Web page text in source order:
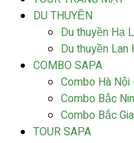
DU THUYỀN
Du thuyền Hạ
Du thuyền Lan
COMBO SAPA
Combo Hà Nội
Combo Bắc
Combo Bắc
TOUR SAPA